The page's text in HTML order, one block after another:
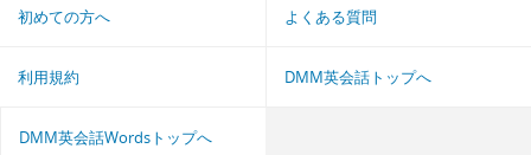
初めての方へ よくある質問
利用規約 DMM英会話トップへ
DMM英会話Wordsトップへ